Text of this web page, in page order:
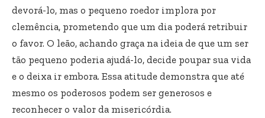
devorá-lo, mas o pequeno roedor implora por
clemência, prometendo que um dia poderá retribuir
o favor. O leão, achando graça na ideia de que um ser
tão pequeno poderia ajudá-lo, decide poupar sua vida
e o deixa ir embora. Essa atitude demonstra que até
mesmo os poderosos podem ser generosos e
reconhecer o valor da misericórdia.